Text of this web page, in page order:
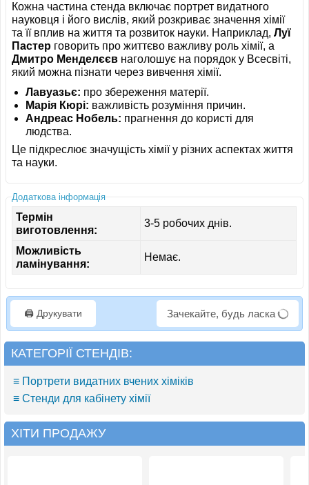
Кожна частина стенда включає портрет видатного
науковця і його вислів, який розкриває значення хімії
та її вплив на життя та розвиток науки. Наприклад,Луї
Пастер говорить про життєво важливу роль хімії, а
Дмитро Менделєєв наголошує на порядок у Всесвіті,
який можна пізнати через вивчення хімії.
Лавуазьє: про збереження матерії.
Марія Кюрі: важливість розуміння причин.
Андреас Нобель: прагнення до користі для
людства.
Це підкреслює значущість хімії у різних аспектах життя
та науки.
Додаткова інформація
Термін
виготовлення:
3-5 робочих днів.
Можливість
ламінування:
Немає.
🖨️ Друкувати Зачекайте, будь ласка
КАТЕГОРІЇ СТЕНДІВ:
≡ Портрети видатних вчених хіміків
≡ Стенди для кабінету хімії
ХІТИ ПРОДАЖУ